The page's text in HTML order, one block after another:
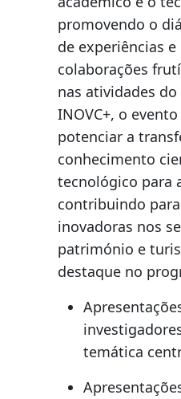
promovendo o
de experiências
colaborações
nas atividades
INOVC+, o
potenciar a
conhecimento
tecnológico para
contribuindo
inovadoras nos
património e
destaque no
temática